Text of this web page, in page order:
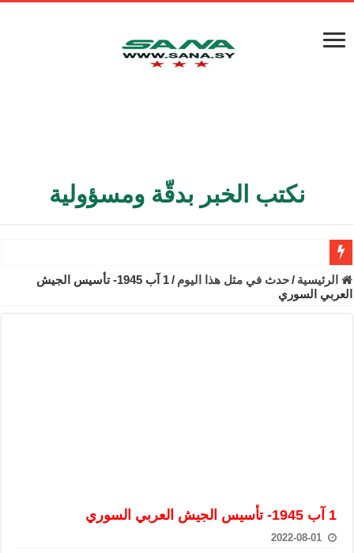
نكتب الخبر بدقّة ومسؤولية
الأمن الداخلي يعثر على مقبرة جماعية في ريف اللاذقية تضم 9 جثامين
الوزير الشيباني يبحث في باريس تعزيز الاستقرار في سوريا
سوريا تبحث مع الإيسيسكو التعاون في البحث العلمي وحماية التراث
الرئيسية /حدث في مثل هذا اليوم /
1 آب 1945- تأسيس الجيش
العربي السوري
1 آب 1945- تأسيس الجيش العربي السوري
2022-08-01